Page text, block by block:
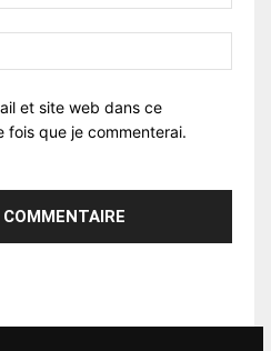
et site web dans ce
fois que je commenterai.